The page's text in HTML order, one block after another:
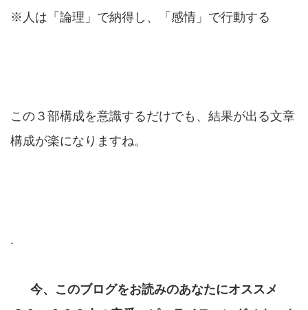
※人は「論理」で納得し、「感情」で行動する
この３部構成を意識するだけでも、結果が出る文章
構成が楽になりますね。
.
今、このブログをお読みのあなたにオススメ